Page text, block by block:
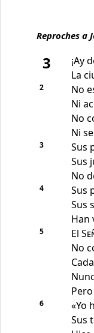
Reproches a
3 ¡Ay
La
2 No
Ni
No
Ni
3 Sus
Sus
No
4 Sus
Sus
Han
5 El
No
6
«Yo
Sus